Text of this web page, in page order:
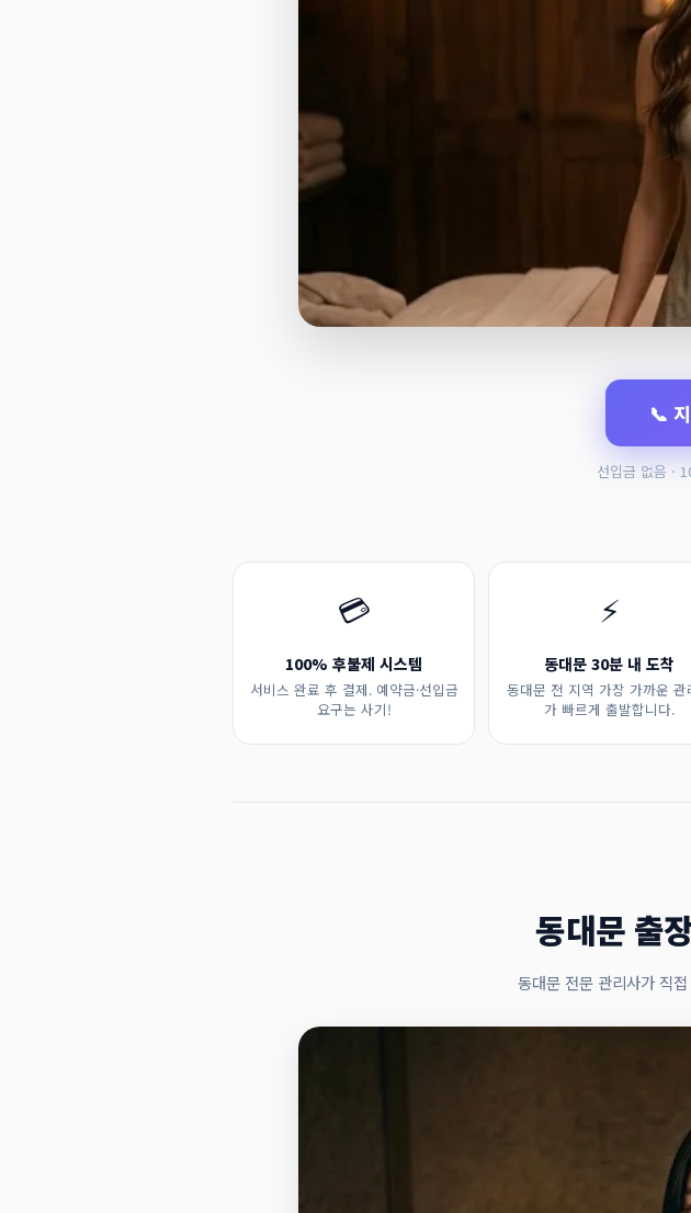
📞
선입금 없음 ·
💳
100% 후불제 시스템
서비스 완료 후 결제. 예약금·선입금
요구는 사기!
⚡
동대문 30분 내 도착
동대문 전 지역 가장 가까운 관
가 빠르게 출발합니다.
동대문 출
동대문 전문 관리사가 직